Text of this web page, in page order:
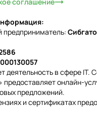
предприниматель:
деятельность в сфере IT.
предоставляет онлайн-
предложений.
и сертификатах